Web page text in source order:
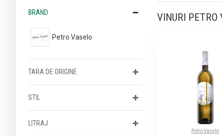
BRAND
Petro Vaselo
LITRAJ
TARA DE ORIGINE
STIL
VINURI
Petro Vaselo